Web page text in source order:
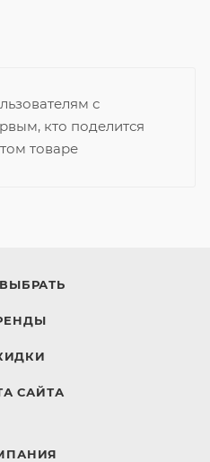
с
кто поделится
товаре
САЙТА